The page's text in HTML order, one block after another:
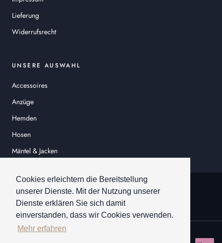
Cookies erleichtern die Bereitstellung
unserer Dienste. Mit der Nutzung unserer
Dienste erklären Sie sich damit
einverstanden, dass wir Cookies verwenden.
Mehr erfahren
Lieferung
Widerrufsrecht
UNSERE AUSWAHL
Accessoires
Anzüge
Hemden
Hosen
Mäntel & Jacken
© HEINER SCHNEIDER